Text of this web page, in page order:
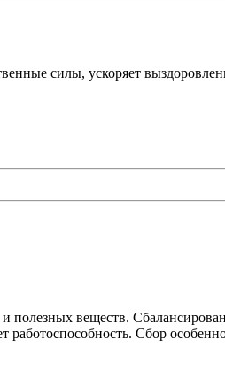
силы, ускоряет
полезных веществ.
Сбор